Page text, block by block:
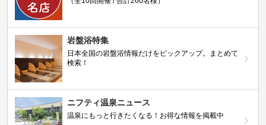
岩盤浴特集
日本全国の岩盤浴情報だけをピックアップ。まとめて
検索！
ニフティ温泉ニュース
温泉にもっと行きたくなる！お得な情報を掲載中